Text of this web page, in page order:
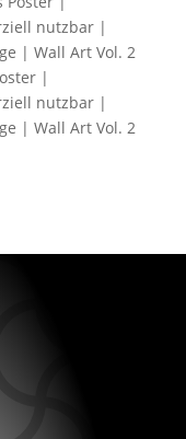
|
nutzbar |
| Wall Art Vol. 2